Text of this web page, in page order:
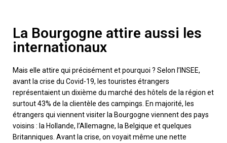
La Bourgogne attire aussi les
internationaux
Mais elle attire qui précisément et pourquoi ? Selon l’INSEE,
avant la crise du Covid-19, les touristes étrangers
représentaient un dixième du marché des hôtels de la région et
surtout 43% de la clientèle des campings. En majorité, les
étrangers qui viennent visiter la Bourgogne viennent des pays
voisins : la Hollande, l’Allemagne, la Belgique et quelques
Britanniques. Avant la crise, on voyait même une nette